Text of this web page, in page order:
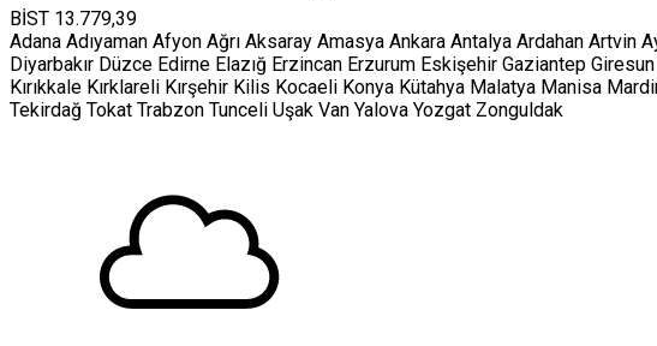
BİST 13.779,39
Adana Adıyaman Afyon Ağrı Aksaray Amasya Ankara Antalya Ardahan Artvin
Diyarbakır Düzce Edirne Elazığ Erzincan Erzurum Eskişehir Gaziantep Giresun
Kırıkkale Kırklareli Kırşehir Kilis Kocaeli Konya Kütahya Malatya Manisa
Tekirdağ Tokat Trabzon Tunceli Uşak Van Yalova Yozgat Zonguldak